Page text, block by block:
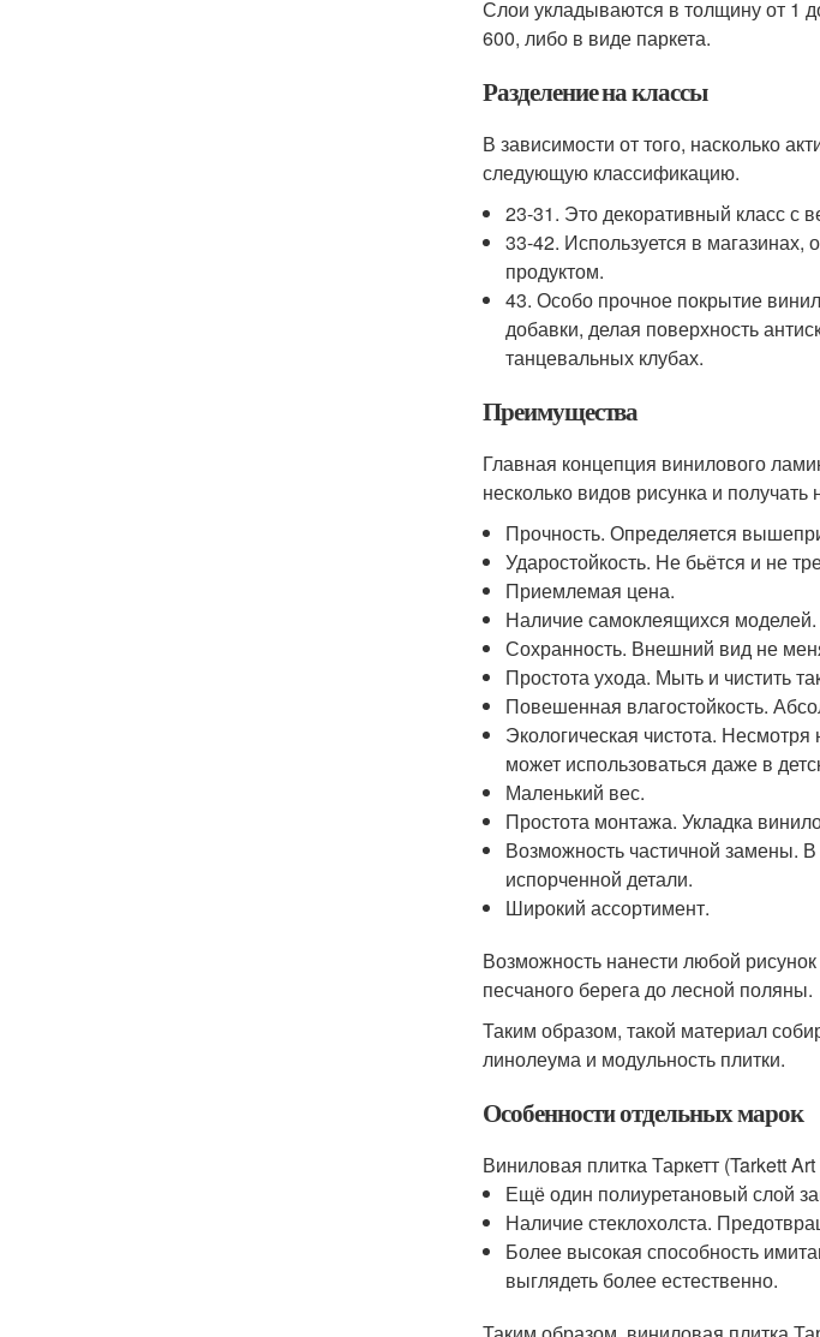
Слои укладываются в толщину от 1
600, либо в виде паркета.
Разделение на классы
В зависимости от того, насколько
следующую классификацию.
23-31. Это декоративный класс с
33-42. Используется в
продуктом.
43. Особо прочное покрытие
добавки, делая поверхность
танцевальных клубах.
Преимущества
Главная концепция винилового
несколько видов рисунка и
Прочность. Определяется
Ударостойкость. Не бьётся и не
Приемлемая цена.
Наличие самоклеящихся моделей.
Сохранность. Внешний вид не
Простота ухода. Мыть и чистить
Повешенная влагостойкость.
Экологическая чистота.
может использоваться даже в
Маленький вес.
Простота монтажа. Укладка
Возможность частичной замены.
испорченной детали.
Широкий ассортимент.
Возможность нанести любой
песчаного берега до лесной поляны.
Таким образом, такой материал
линолеума и модульность плитки.
Особенности отдельных марок
Виниловая плитка Таркетт (Tarkett
Ещё один полиуретановый слой
Наличие стеклохолста.
Более высокая способность
выглядеть более естественно.